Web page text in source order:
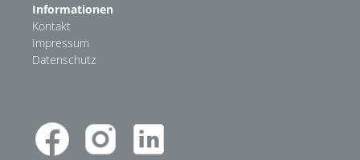
Informationen
Kontakt
Impressum
Datenschutz